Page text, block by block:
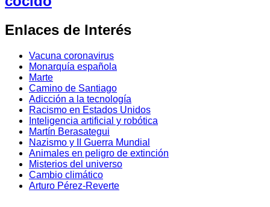
Enlaces de Interés
Vacuna coronavirus
Monarquía española
Marte
Camino de Santiago
Adicción a la tecnología
Racismo en Estados Unidos
Inteligencia artificial y robótica
Martín Berasategui
Nazismo y II Guerra Mundial
Animales en peligro de extinción
Misterios del universo
Cambio climático
Arturo Pérez-Reverte